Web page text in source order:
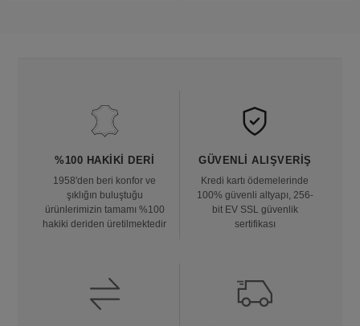
%100 HAKIKI DERI
1958'den beri konfor ve
şıklığın buluştuğu
ürünlerimizin tamamı %100
hakiki deriden üretilmektedir
GÜVENLI ALIŞVERIŞ
Kredi kartı ödemelerinde
100% güvenli altyapı, 256-
bit EV SSL güvenlik
sertifikası